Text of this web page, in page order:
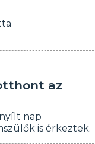
az
nap
is érkeztek.